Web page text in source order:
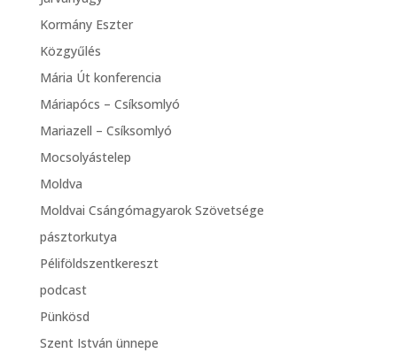
Kormány Eszter
Közgyűlés
Mária Út konferencia
Máriapócs – Csíksomlyó
Mariazell – Csíksomlyó
Mocsolyástelep
Moldva
Moldvai Csángómagyarok Szövetsége
pásztorkutya
Péliföldszentkereszt
podcast
Pünkösd
Szent István ünnepe